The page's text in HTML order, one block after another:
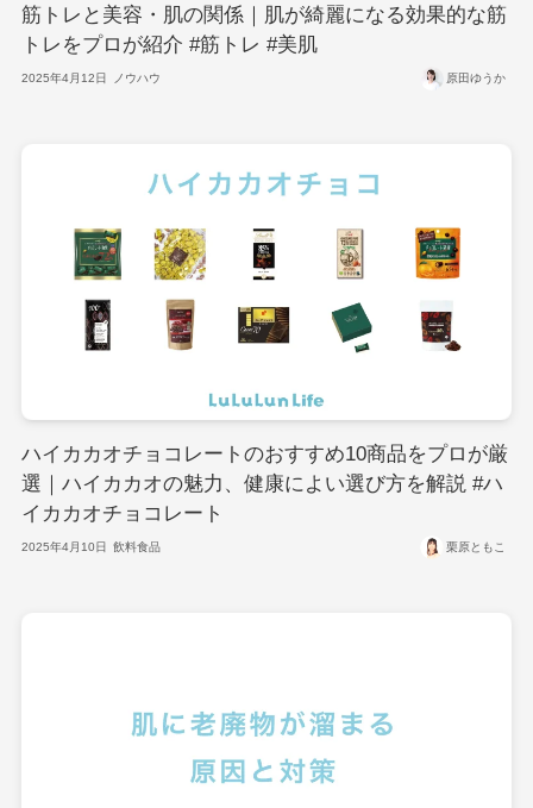
筋トレと美容・肌の関係｜肌が綺麗になる効果的な筋
トレをプロが紹介 #筋トレ #美肌
2025年4月12日 ノウハウ 原田ゆうか
ハイカカオチョコレートのおすすめ10商品をプロが厳
選｜ハイカカオの魅力、健康によい選び方を解説 #ハ
イカカオチョコレート
2025年4月10日 飲料食品 栗原ともこ